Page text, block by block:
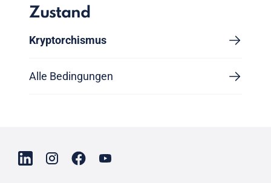
Zustand
Kryptorchismus
Alle Bedingungen